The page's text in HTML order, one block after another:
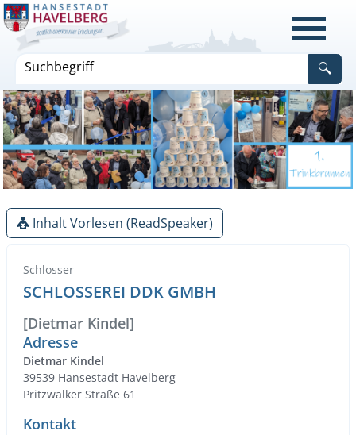
Inhalt Vorlesen (ReadSpeaker)
Schlosser
SCHLOSSEREI DDK GMBH
[Dietmar Kindel]
Adresse
Dietmar Kindel
39539 Hansestadt Havelberg
Pritzwalker Straße 61
Kontakt